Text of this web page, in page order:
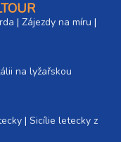
| Zájezdy na míru |
na lyžařskou
| Sicílie letecky z